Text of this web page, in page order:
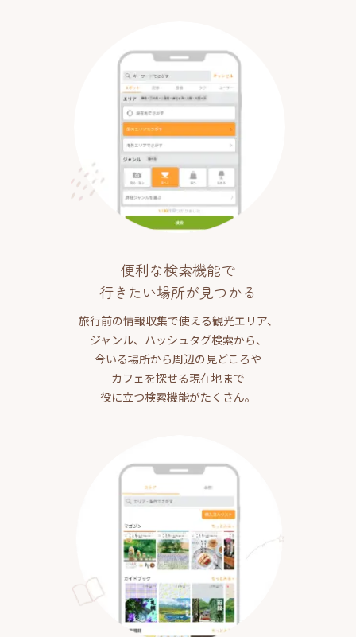
便利な検索機能で
行きたい場所が見つかる
旅行前の情報収集で使える観光エリア、
ジャンル、ハッシュタグ検索から、
今いる場所から周辺の見どころや
カフェを探せる現在地まで
役に立つ検索機能がたくさん。